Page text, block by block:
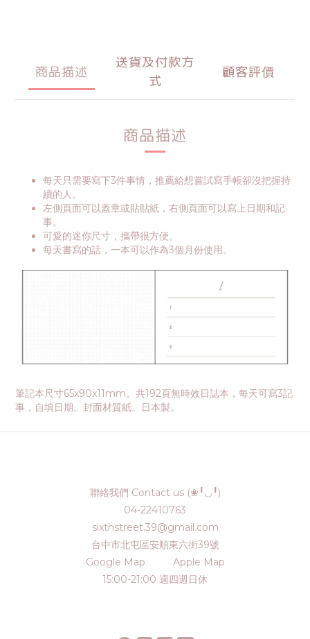
商品描述
送貨及付款方
式
顧客評價
商品描述
每天只需要寫下3件事情，推薦給想嘗試寫手帳卻沒把握持
續的人。
左側頁面可以蓋章或貼貼紙，右側頁面可以寫上日期和記
事。
可愛的迷你尺寸，攜帶很方便。
每天書寫的話，一本可以作為3個月份使用。
筆記本尺寸65x90x11mm。共192頁無時效日誌本，每天可寫3記
事，自填日期。封面材質紙。日本製。
聯絡我們 Contact us (❀╹◡╹)
04-22410763
sixthstreet.39@gmail.com
台中市北屯區安順東六街39號
Google Map
Apple Map
15:00-21:00 週四週日休